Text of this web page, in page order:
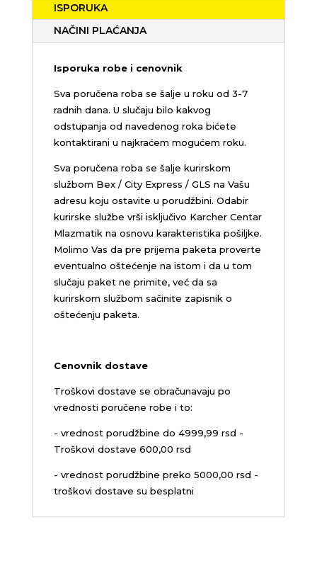
ISPORUKA
NAČINI PLAĆANJA
Isporuka robe i cenovnik
Sva poručena roba se šalje u roku od 3-7
radnih dana. U slučaju bilo kakvog
odstupanja od navedenog roka bićete
kontaktirani u najkraćem mogućem roku.
Sva poručena roba se šalje kurirskom
službom Bex / City Express / GLS na Vašu
adresu koju ostavite u porudžbini. Odabir
kurirske službe vrši isključivo Karcher Centar
Mlazmatik na osnovu karakteristika pošiljke.
Molimo Vas da pre prijema paketa proverte
eventualno oštećenje na istom i da u tom
slučaju paket ne primite, već da sa
kurirskom službom sačinite zapisnik o
oštećenju paketa.
Cenovnik dostave
Troškovi dostave se obračunavaju po
vrednosti poručene robe i to:
- vrednost porudžbine do 4999,99 rsd -
Troškovi dostave 600,00 rsd
- vrednost porudžbine preko 5000,00 rsd -
troškovi dostave su besplatni